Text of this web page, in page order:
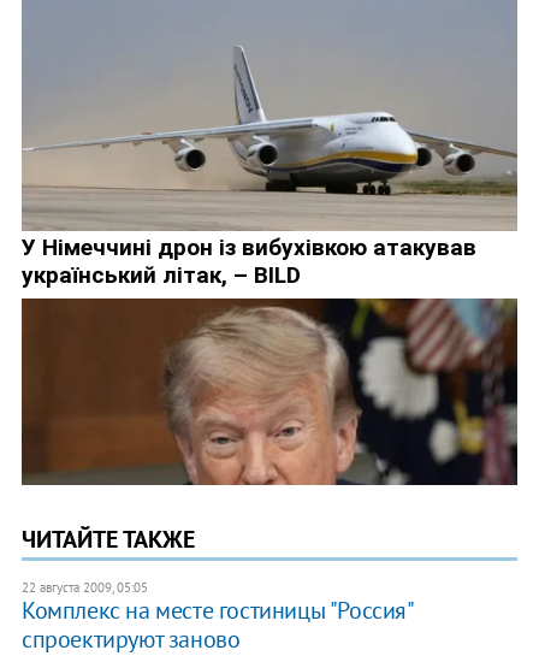
ЧИТАЙТЕ ТАКЖЕ
22 августа 2009, 05:05
Комплекс на месте гостиницы "Россия"
спроектируют заново